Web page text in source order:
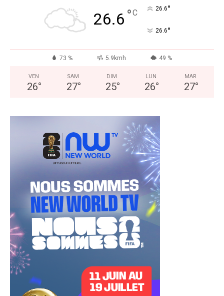
26.6 °C 26.6°
26.6°
73 % 5.9kmh 49 %
VEN
26°
SAM
27°
DIM
25°
LUN
26°
MAR
27°